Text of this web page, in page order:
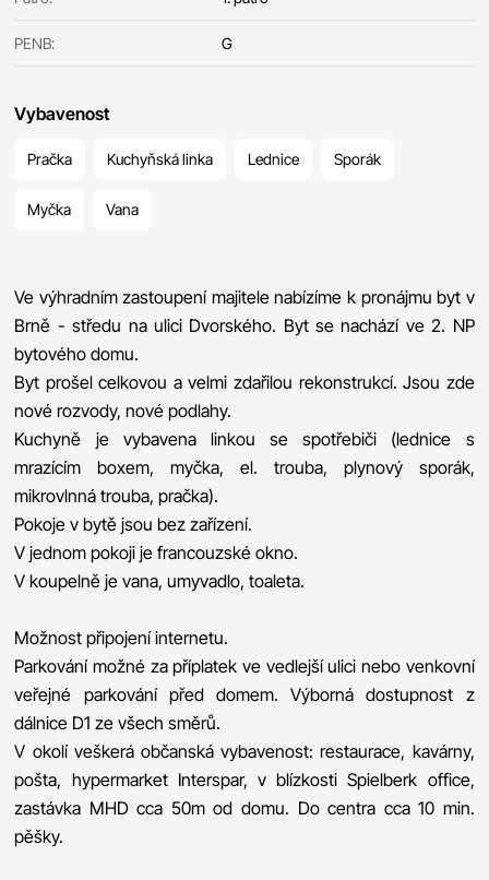
PENB: G
Vybavenost
Pračka Kuchyňská linka Lednice Sporák
Myčka Vana
Ve výhradním zastoupení majitele nabízíme k pronájmu byt v
Brně - středu na ulici Dvorského. Byt se nachází ve 2. NP
bytového domu.
Byt prošel celkovou a velmi zdařilou rekonstrukcí. Jsou zde
nové rozvody, nové podlahy.
Kuchyně je vybavena linkou se spotřebiči (lednice s
mrazícím boxem, myčka, el. trouba, plynový sporák,
mikrovlnná trouba, pračka).
Pokoje v bytě jsou bez zařízení.
V jednom pokoji je francouzské okno.
V koupelně je vana, umyvadlo, toaleta.
Možnost připojení internetu.
Parkování možné za příplatek ve vedlejší ulici nebo venkovní
veřejné parkování před domem. Výborná dostupnost z
dálnice D1 ze všech směrů.
V okolí veškerá občanská vybavenost: restaurace, kavárny,
pošta, hypermarket Interspar, v blízkosti Spielberk office,
zastávka MHD cca 50m od domu. Do centra cca 10 min.
pěšky.